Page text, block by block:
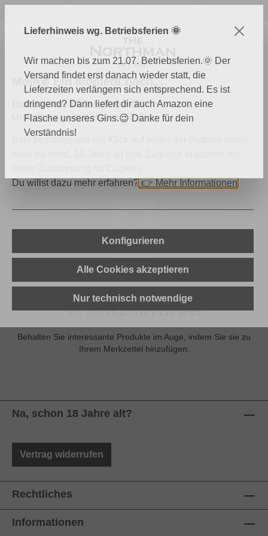
Ihr Merkzettel ist leer
Behalten Sie interessante Produkte im Auge, indem Sie sie zu
Ihrem Merkzettel hinzufügen.
Na, schon 18 Jahre alt?
Vertrag widerrufen
Rechtliches
Informationen
Moin✌️ Ein Moment noch...
Bist du über 18 Jahre alt? 🔞
Und darf es ein Keks sein? 🍪
Du willst dazu mehr erfahren? 👉 Mehr Informationen
Konfigurieren
Alle Cookies akzeptieren
Nur technisch notwendige
Lieferhinweis wg. Betriebsferien 🌞
Wir machen bis zum 21.07. Betriebsferien.🌞 Der
Versand findet erst danach wieder statt, die
Lieferzeiten verlängern sich entsprechend. Es ist
dringend? Dann liefert dir auch Amazon eine
Flasche unseres Gins.😉 Danke für dein
Verständnis!